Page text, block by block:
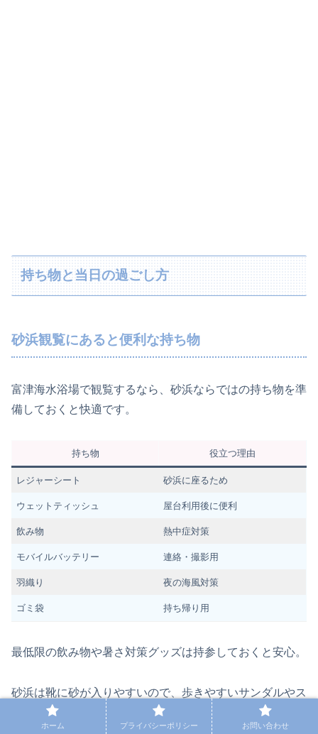
持ち物と当日の過ごし方
砂浜観覧にあると便利な持ち物
富津海水浴場で観覧するなら、砂浜ならではの持ち物を準
備しておくと快適です。
持ち物 役立つ理由
レジャーシート 砂浜に座るため
ウェットティッシュ 屋台利用後に便利
飲み物 熱中症対策
モバイルバッテリー 連絡・撮影用
羽織り 夜の海風対策
ゴミ袋 持ち帰り用
最低限の飲み物や暑さ対策グッズは持参しておくと安心。
砂浜は靴に砂が入りやすいので、歩きやすいサンダルやス
ニーカーを選ぶのもポイントです。
ホーム プライバシーポリシー お問い合わせ